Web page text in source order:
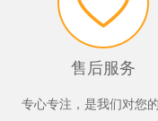
售后服务
专心专注，是我们对您